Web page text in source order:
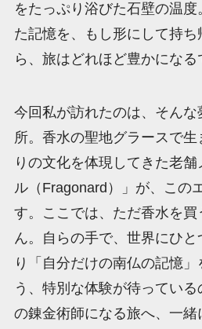
をたっぷり浴びた石壁の温
た記憶を、もし形にして持
ら、旅はどれほど豊かになる
今回私が訪れたのは、そん
所。香水の聖地グラースで
りの文化を体現してきた老
ル（Fragonard）」が、この
す。ここでは、ただ香水を
ん。自らの手で、世界にひと
り「自分だけの南仏の記憶
う、特別な体験が待っている
の錬金術師になる旅へ、一緒